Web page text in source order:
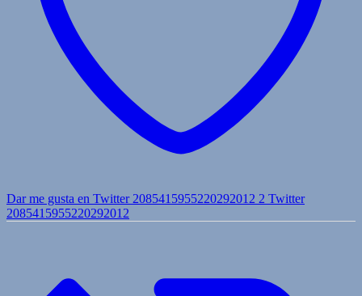
Dar me gusta en Twitter 2085415955220292012 2 Twitter
2085415955220292012